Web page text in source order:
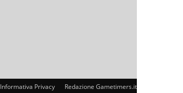
Informativa Privacy Redazione Gametimers.it